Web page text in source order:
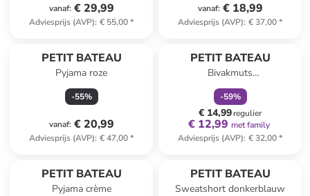
vanaf: € 29,99
Adviesprijs (AVP): € 55,00*
vanaf: € 18,99
Adviesprijs (AVP): € 37,00*
PETIT BATEAU
Pyjama roze
-55%
vanaf: € 20,99
Adviesprijs (AVP): € 47,00*
PETIT BATEAU
Bivakmuts
donkerblauw/crème
-59%
€ 14,99regulier
€ 12,99 met family
Adviesprijs (AVP): € 32,00*
PETIT BATEAU
Pyjama crème
PETIT BATEAU
Sweatshort donkerblauw